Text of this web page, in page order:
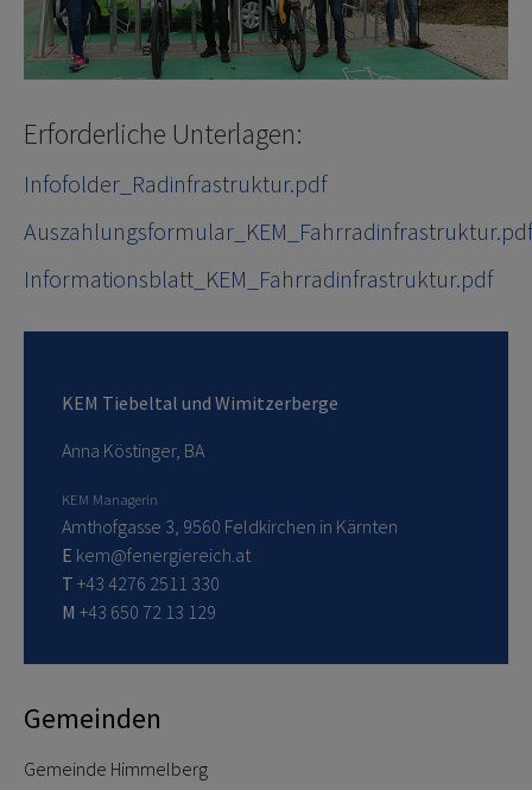
Erforderliche Unterlagen:
Infofolder_Radinfrastruktur.pdf
Auszahlungsformular_KEM_Fahrradinfrastruktur.pdf
Informationsblatt_KEM_Fahrradinfrastruktur.pdf
KEM Tiebeltal und Wimitzerberge
Anna Köstinger, BA
KEM Managerin
Amthofgasse 3, 9560 Feldkirchen in Kärnten
E kem@fenergiereich.at
T +43 4276 2511 330
M +43 650 72 13 129
Gemeinden
Gemeinde Himmelberg